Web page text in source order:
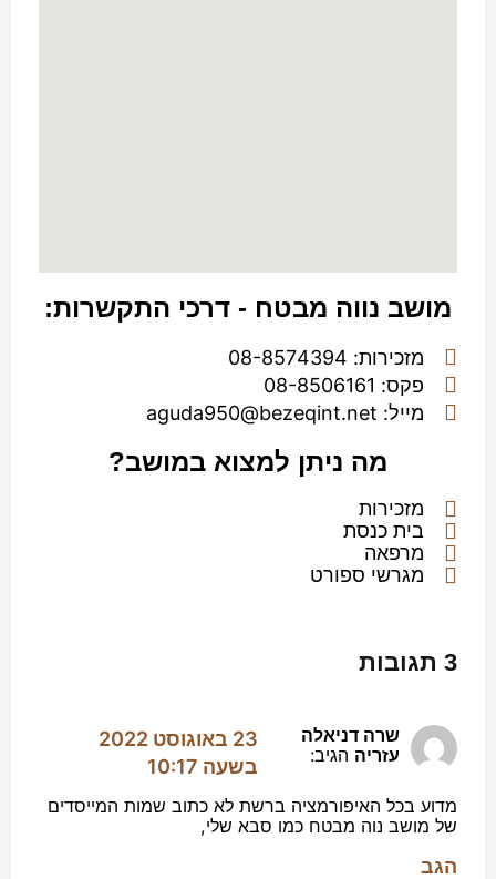
מושב נווה מבטח - דרכי התקשרות:
מזכירות: 08-8574394
פקס: 08-8506161
מייל: aguda950@bezeqint.net
מה ניתן למצוא במושב?
מזכירות
בית כנסת
מרפאה
מגרשי ספורט
3 תגובות
שרה דניאלה
עזריה הגיב:
23 באוגוסט 2022
בשעה 10:17
מדוע בכל האיפורמציה ברשת לא כתוב שמות המייסדים
של מושב נוה מבטח כמו סבא שלי,
הגב